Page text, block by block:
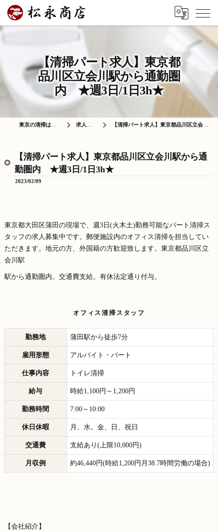
【清掃パート求人】東京都
品川区立会川駅から通勤圏
内 ★週3日/1日3h★
東京の清掃は株式会社松永商店 求人情報ブログ 【清掃パート求人】東京都品川区立会川駅から通勤圏内 ★週3日/1日3h★
【清掃パート求人】東京都品川区立会川駅から通
勤圏内 ★週3日/1日3h★
2023/02/09
東京都大田区蒲田の現場で、週3日(火木土)勤務可能なパート清掃ス
タッフの求人募集中です。郵便施設内のオフィス清掃を担当してい
ただきます。地元の方、外国籍の方歓迎致します。東京都品川区立
会川駅
駅から通勤圏内。交通費支給。有休法定通り付与。
オフィス清掃スタッフ
勤務地 蒲田駅から徒歩7分
雇用形態 アルバイト・パート
仕事内容 トイレ清掃
給与 時給1,100円～1,200円
勤務時間 7:00～10:00
休日休暇 月、水。金、日、祝日
交通費 支給あり(上限10,000円)
月収例 約46,440円(時給1,200円月38.7時間労働の場合)
【会社紹介】